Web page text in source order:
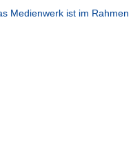
Medienwerk ist im